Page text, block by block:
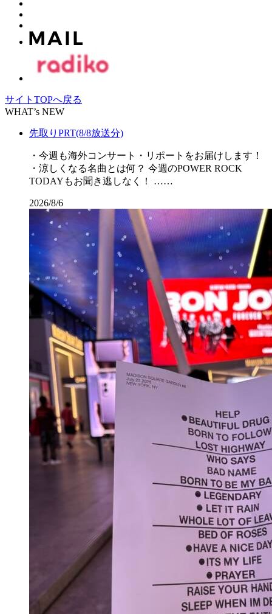
サイトTOPへ戻る
WHAT’s NEW
先取りPRT(8/8放送分)
・今週も海外コンサート・リポートをお届けします！
・涼しくなる名曲とは何？ 今週のPOWER ROCK
TODAYもお聞き逃しなく！ ……
2026/8/6